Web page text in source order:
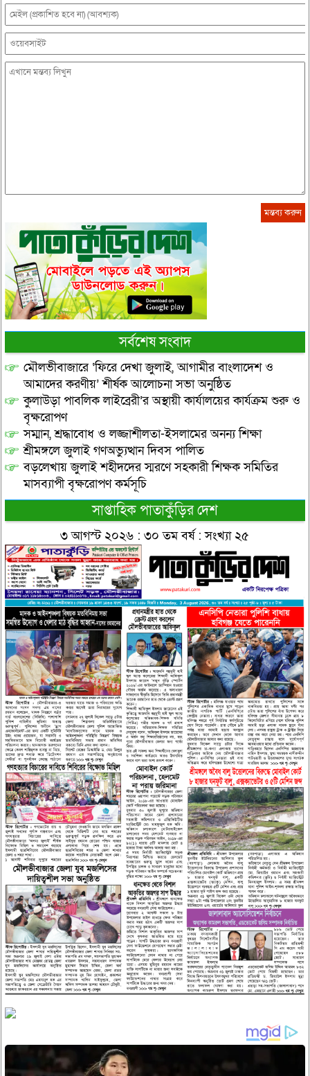
সর্বশেষ সংবাদ
মৌলভীবাজারে ‘ফিরে দেখা জুলাই, আগামীর বাংলাদেশ ও
আমাদের করণীয়’ শীর্ষক আলোচনা সভা অনুষ্ঠিত
কুলাউড়া পাবলিক লাইব্রেরী’র অস্থায়ী কার্যালয়ের কার্যক্রম শুরু ও
বৃক্ষরোপণ
সম্মান, শ্রদ্ধাবোধ ও লজ্জাশীলতা-ইসলামের অনন্য শিক্ষা
শ্রীমঙ্গলে জুলাই গণঅভ্যুত্থান দিবস পালিত
বড়লেখায় জুলাই শহীদদের স্মরণে সহকারী শিক্ষক সমিতির
মাসব্যাপী বৃক্ষরোপণ কর্মসূচি
সাপ্তাহিক পাতাকুঁড়ির দেশ
৩ আগস্ট ২০২৬ : ৩০ তম বর্ষ : সংখ্যা ২৫